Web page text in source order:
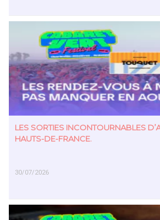
EN SAVOIR PLUS
LES SORTIES INCONTOURNABLES
HAUTS-DE-FRANCE.
30/07/2026